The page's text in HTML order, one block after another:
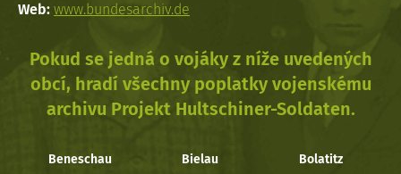
Web: www.bundesarchiv.de
Pokud se jedná o vojáky z níže uvedených
obcí, hradí všechny poplatky vojenskému
archivu Projekt Hultschiner-Soldaten.
Beneschau Bielau Bolatitz